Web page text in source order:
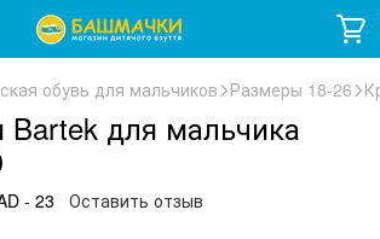
обувь для мальчиков Размеры 18-26
Bartek для мальчика
- 23 Оставить отзыв